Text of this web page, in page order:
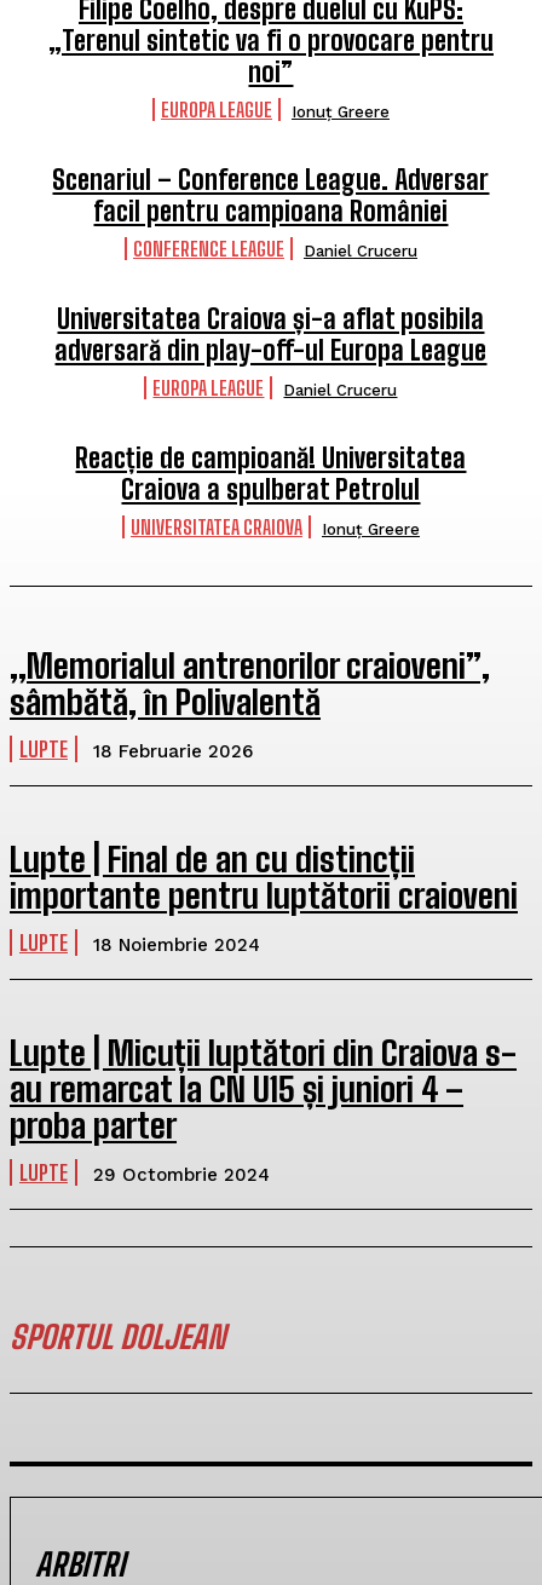
Filipe Coelho, despre duelul cu KuPS:
„Terenul sintetic va fi o provocare pentru
noi”
EUROPA LEAGUE Ionuț Greere
Scenariul – Conference League. Adversar
facil pentru campioana României
CONFERENCE LEAGUE Daniel Cruceru
Universitatea Craiova și-a aflat posibila
adversară din play-off-ul Europa League
EUROPA LEAGUE Daniel Cruceru
Reacție de campioană! Universitatea
Craiova a spulberat Petrolul
UNIVERSITATEA CRAIOVA Ionuț Greere
„Memorialul antrenorilor craioveni”,
sâmbătă, în Polivalentă
LUPTE 18 Februarie 2026
Lupte | Final de an cu distincții
importante pentru luptătorii craioveni
LUPTE 18 Noiembrie 2024
Lupte | Micuții luptători din Craiova s-
au remarcat la CN U15 și juniori 4 –
proba parter
LUPTE 29 Octombrie 2024
SPORTUL DOLJEAN
ARBITRI